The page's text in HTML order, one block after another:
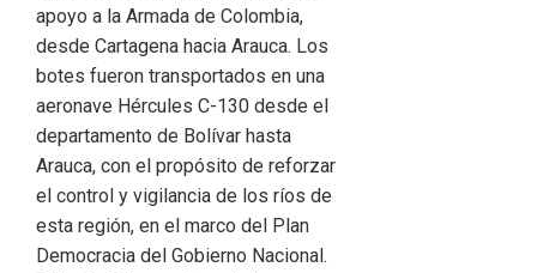
apoyo a la Armada de Colombia,
desde Cartagena hacia Arauca. Los
botes fueron transportados en una
aeronave Hércules C-130 desde el
departamento de Bolívar hasta
Arauca, con el propósito de reforzar
el control y vigilancia de los ríos de
esta región, en el marco del Plan
Democracia del Gobierno Nacional.